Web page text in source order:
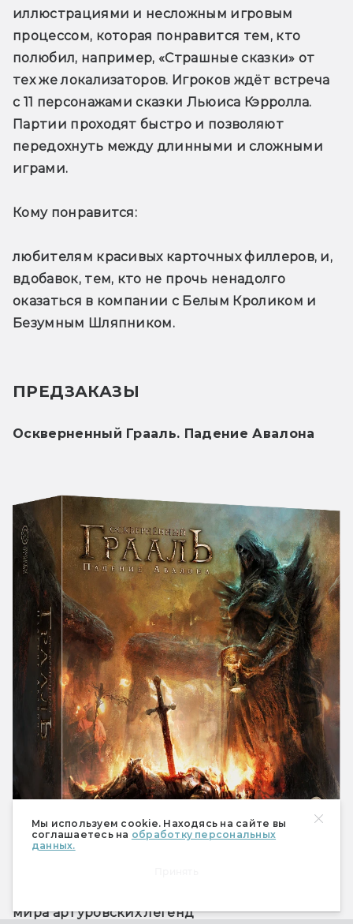
Мы используем cookie. Находясь на сайте вы
соглашаетесь на обработку персональных
данных.
иллюстрациями и несложным игровым
процессом, которая понравится тем, кто
полюбил, например, «Страшные сказки» от
тех же локализаторов. Игроков ждёт встреча
с 11 персонажами сказки Льюиса Кэрролла.
Партии проходят быстро и позволяют
передохнуть между длинными и сложными
играми.
Кому понравится:
любителям красивых карточных филлеров, и,
вдобавок, тем, кто не прочь ненадолго
оказаться в компании с Белым Кроликом и
Безумным Шляпником.
ПРЕДЗАКАЗЫ
Оскверненный Грааль. Падение Авалона
мира артуровских легенд